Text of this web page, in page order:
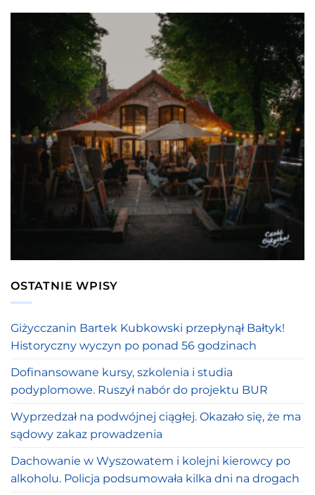
OSTATNIE WPISY
Giżycczanin Bartek Kubkowski przepłynął Bałtyk!
Historyczny wyczyn po ponad 56 godzinach
Dofinansowane kursy, szkolenia i studia
podyplomowe. Ruszył nabór do projektu BUR
Wyprzedzał na podwójnej ciągłej. Okazało się, że ma
sądowy zakaz prowadzenia
Dachowanie w Wyszowatem i kolejni kierowcy po
alkoholu. Policja podsumowała kilka dni na drogach